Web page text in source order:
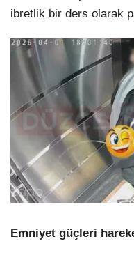
ibretlik bir ders olarak
Emniyet güçleri